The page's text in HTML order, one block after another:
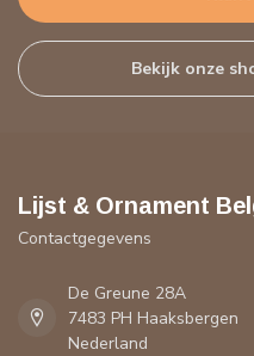
Bekijk onze
Lijst & Ornament
Contactgegevens
De Greune 28A
7483 PH Haaksbergen
Nederland